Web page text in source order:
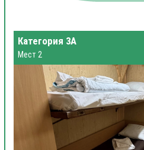
Категория 3А
Мест 2